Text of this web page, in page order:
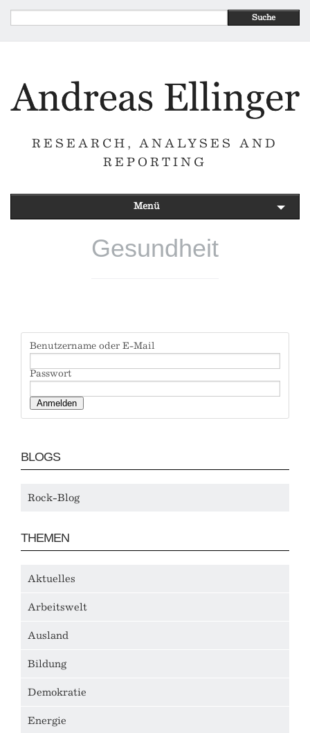
Suche
RESEARCH, ANALYSES AND
REPORTING
Menü
Gesundheit
Benutzername oder E-Mail
Passwort
BLOGS
Rock-Blog
THEMEN
Aktuelles
Arbeitswelt
Ausland
Bildung
Demokratie
Energie